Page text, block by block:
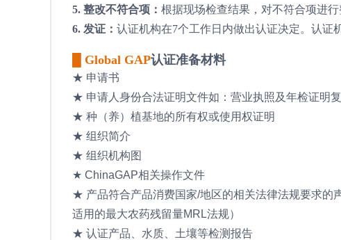
5. 整改不符合项： 根据现场检查结果，对不符合项进行
6. 发证： 认证机构在7个工作日内做出认证决定。认证
█ Global GAP认证准备材料
★ 申请书
★ 申请人身份合法证明文件如：营业执照及年检证明
★ 种（养）植基地的所有权或使用权证明
★ 组织简介
★ 组织机构图
★ ChinaGAP相关操作文件
★ 产品符合产品消费国家/地区的相关法律法规要求的
适用的最大农药残留量MRL法规）
★ 认证产品、水质、土壤等检测报告